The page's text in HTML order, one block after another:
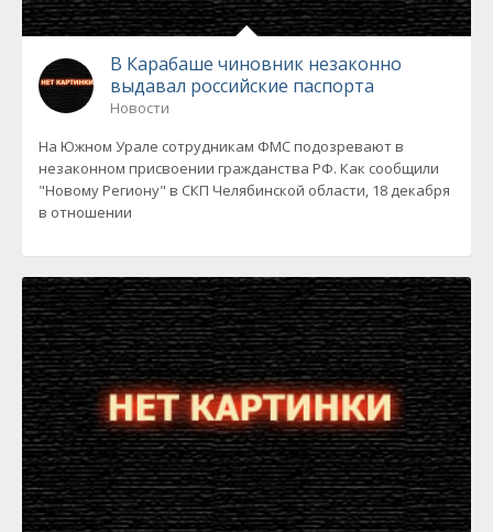
В Карабаше чиновник незаконно
выдавал российские паспорта
Новости
На Южном Урале сотрудникам ФМС подозревают в
незаконном присвоении гражданства РФ. Как сообщили
"Новому Региону" в СКП Челябинской области, 18 декабря
в отношении